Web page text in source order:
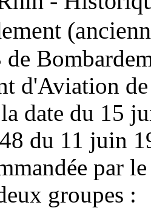
de
d'Aviation
date du 15
du 11 juin
par
groupes :